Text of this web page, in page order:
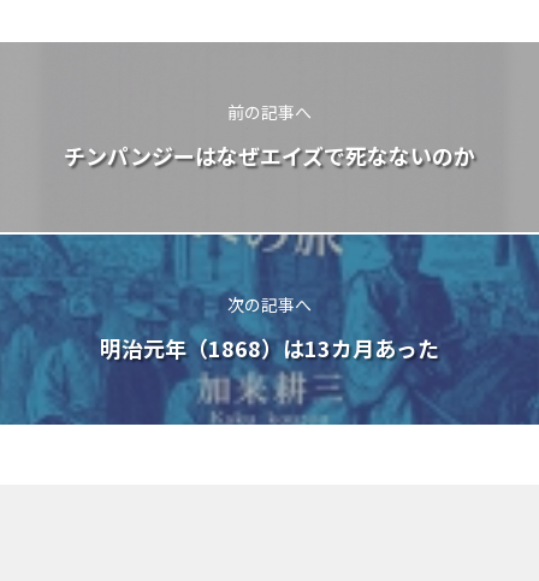
前の記事へ
チンパンジーはなぜエイズで死なないのか
次の記事へ
明治元年（1868）は13カ月あった